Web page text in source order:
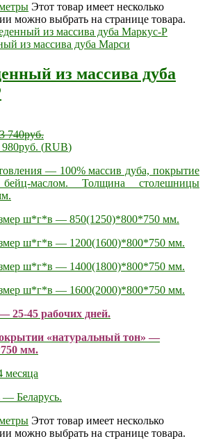
Этот товар имеет несколько
можно выбрать на странице товара.
из массива дуба
740руб.
980руб. (RUB)
— 100% массив дуба, покрытие
бейц-маслом. Толщина столешницы
ш*г*в — 850(1250)*800*750 мм.
ш*г*в — 1200(1600)*800*750 мм.
ш*г*в — 1400(1800)*800*750 мм.
ш*г*в — 1600(2000)*800*750 мм.
25-45 рабочих дней.
«натуральный тон» —
мм.
— Беларусь.
Этот товар имеет несколько
можно выбрать на странице товара.